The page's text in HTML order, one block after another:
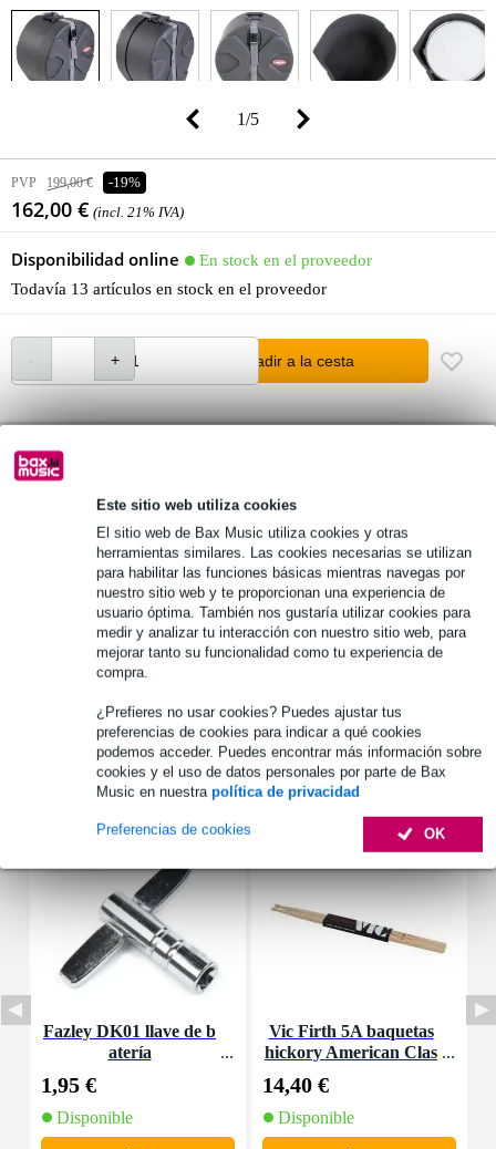
Este sitio web utiliza cookies
El sitio web de Bax Music utiliza cookies y otras
herramientas similares. Las cookies necesarias se utilizan
para habilitar las funciones básicas mientras navegas por
nuestro sitio web y te proporcionan una experiencia de
usuario óptima. También nos gustaría utilizar cookies para
medir y analizar tu interacción con nuestro sitio web, para
mejorar tanto su funcionalidad como tu experiencia de
compra.
¿Prefieres no usar cookies? Puedes ajustar tus
preferencias de cookies para indicar a qué cookies
podemos acceder. Puedes encontrar más información sobre
cookies y el uso de datos personales por parte de Bax
Music en nuestra política de privacidad
OK
Preferencias de cookies
1/5
PVP 199,00 € -19%
162,00 € (incl. 21% IVA)
Disponibilidad online
En stock en el proveedor
Todavía 13 artículos en stock en el proveedor
añadir a la cesta
Más de 48.000 artículos en stock
1.250 marcas líderes
Información del producto
estuche para tom o snare de 14x8 pulgadas
construcción muy sólida
Especificaciones completas
Accesorios (10)
Fazley DK01 llave de b
atería
1,95 €
Disponible
Vic Firth 5A baquetas
hickory American Clas
14,40 €
Disponible